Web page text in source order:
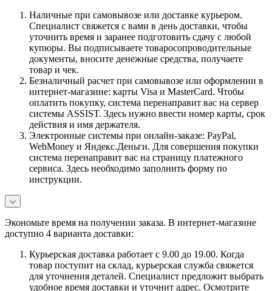
Наличные при самовывозе или доставке курьером.
Специалист свяжется с вами в день доставки, чтобы
уточнить время и заранее подготовить сдачу с любой
купюры. Вы подписываете товаросопроводительные
документы, вносите денежные средства, получаете
товар и чек.
Безналичный расчет при самовывозе или оформлении в
интернет-магазине: карты Visa и MasterCard. Чтобы
оплатить покупку, система перенаправит вас на сервер
системы ASSIST. Здесь нужно ввести номер карты, срок
действия и имя держателя.
Электронные системы при онлайн-заказе: PayPal,
WebMoney и Яндекс.Деньги. Для совершения покупки
система перенаправит вас на страницу платежного
сервиса. Здесь необходимо заполнить форму по
инструкции.
Экономьте время на получении заказа. В интернет-магазине
доступно 4 варианта доставки:
Курьерская доставка работает с 9.00 до 19.00. Когда
товар поступит на склад, курьерская служба свяжется
для уточнения деталей. Специалист предложит выбрать
удобное время доставки и уточнит адрес. Осмотрите